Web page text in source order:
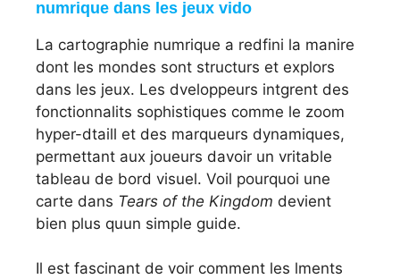
numrique dans les jeux vido
La cartographie numrique a redfini la manire
dont les mondes sont structurs et explors
dans les jeux. Les dveloppeurs intgrent des
fonctionnalits sophistiques comme le zoom
hyper-dtaill et des marqueurs dynamiques,
permettant aux joueurs davoir un vritable
tableau de bord visuel. Voil pourquoi une
carte dans Tears of the Kingdom devient
bien plus quun simple guide.
Il est fascinant de voir comment les lments